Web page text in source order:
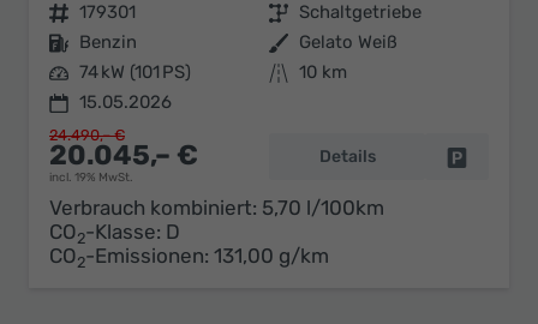
Fahrzeugnr. 179301 Getriebe Schaltgetriebe
Kraftstoff Benzin Außenfarbe Gelato Weiß
Leistung 74 kW (101 PS) Kilometerstand 10 km
15.05.2026
20.045,– €
incl. 19% MwSt.
24.490,– €
Details
Verbrauch kombiniert: 5,70 l/100km
CO2-Klasse: D
CO2-Emissionen: 131,00 g/km